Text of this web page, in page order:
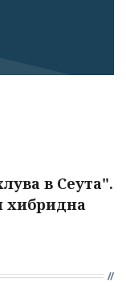
в Сеута".
хибридна